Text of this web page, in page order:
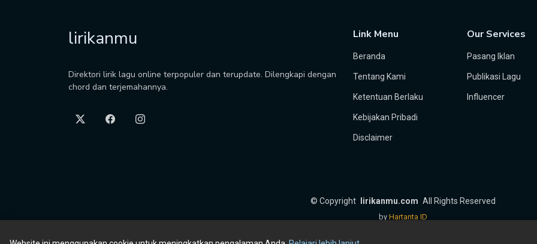
lirikanmu
Direktori lirik lagu online terpopuler dan terupdate. Dilengkapi dengan
chord dan terjemahannya.
Link Menu
Beranda
Tentang Kami
Ketentuan Berlaku
Kebijakan Pribadi
Disclaimer
Our Services
Pasang Iklan
Publikasi Lagu
Influencer
© Copyright lirikanmu.com All Rights Reserved
by Hartanta ID